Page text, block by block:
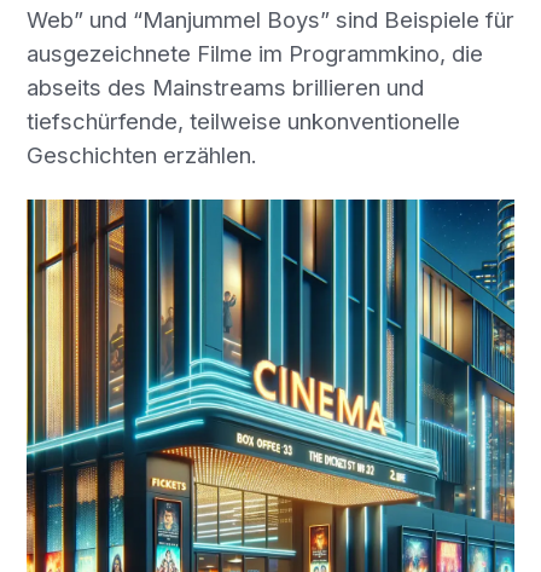
Web” und “Manjummel Boys” sind Beispiele für
ausgezeichnete Filme im Programmkino, die
abseits des Mainstreams brillieren und
tiefschürfende, teilweise unkonventionelle
Geschichten erzählen.